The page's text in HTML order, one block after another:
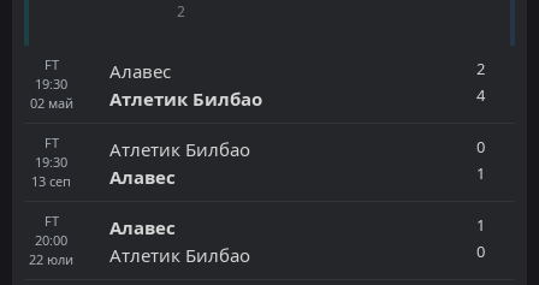
2
FT
19:30
02 май
Алавес
Атлетик Билбао
2
4
FT
19:30
13 сеп
Атлетик Билбао
Алавес
0
1
FT
20:00
22 юли
Алавес
Атлетик Билбао
1
0